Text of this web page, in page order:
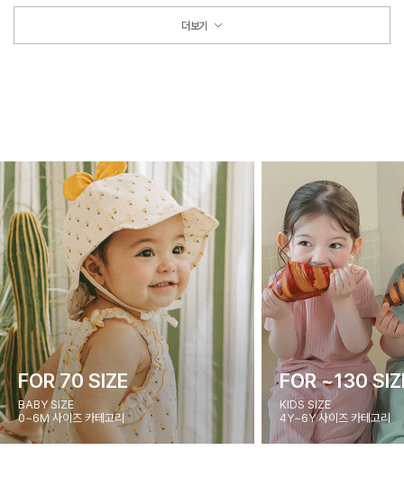
더보기
FOR 70 SIZE
BABY SIZE
0~6M 사이즈 카테고리
FOR ~130
KIDS SIZE
4Y~6Y 사이즈 카테고리